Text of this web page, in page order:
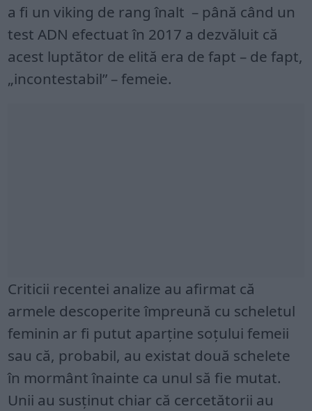
a fi un viking de rang înalt – până când un
test ADN efectuat în 2017 a dezvăluit că
acest luptător de elită era de fapt – de fapt,
„incontestabil” – femeie.
Criticii recentei analize au afirmat că
armele descoperite împreună cu scheletul
feminin ar fi putut aparține soțului femeii
sau că, probabil, au existat două schelete
în mormânt înainte ca unul să fie mutat.
Unii au susținut chiar că cercetătorii au